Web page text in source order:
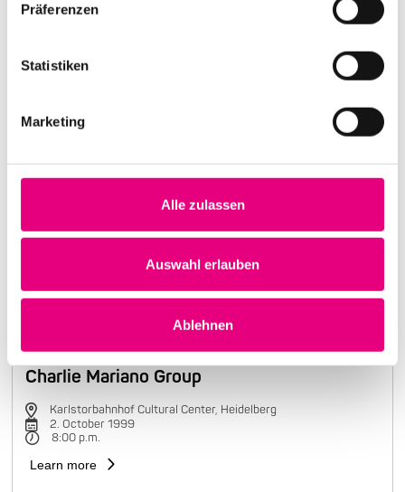
Präferenzen
Statistiken
Marketing
Alle zulassen
Auswahl erlauben
Ablehnen
Nightmares on Wax
Learn more
Charlie Mariano Group
Karlstorbahnhof Cultural Center, Heidelberg
2. October 1999
8:00 p.m.
Learn more